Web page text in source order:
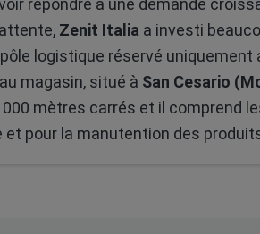
répondre à une demande
Zenit Italia a investi
logistique réservé uniquement
magasin, situé à San Cesario
000 mètres carrés et il comprend
et pour la manutention des